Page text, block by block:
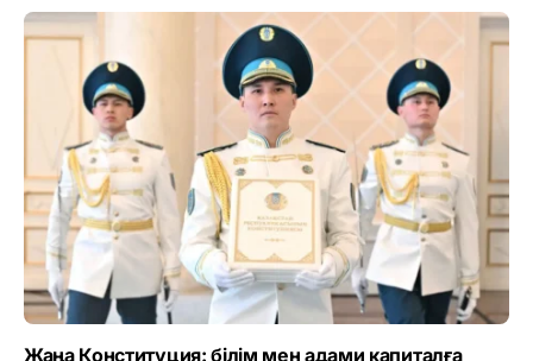
Жаңа Конституция: білім мен адами капиталға